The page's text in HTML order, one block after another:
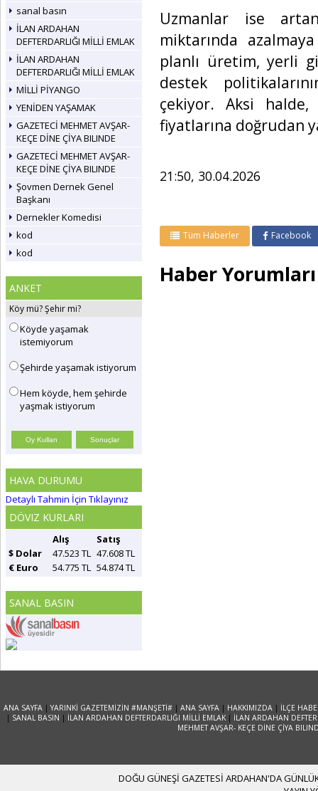
sanal basın
İLAN ARDAHAN
DEFTERDARLIĞI MİLLİ EMLAK
İLAN ARDAHAN
DEFTERDARLIĞI MİLLİ EMLAK
MİLLİ PİYANGO
YENİDEN YAŞAMAK
GAZETECİ MEHMET AVŞAR-
KEÇE DİNE ÇİYA BILINDE
GAZETECİ MEHMET AVŞAR-
KEÇE DİNE ÇİYA BILINDE
Şovmen Dernek Genel
Başkanı
Dernekler Komedisi
kod
kod
ANKET
Köy mü? Şehir mi?
Köyde yaşamak
istemiyorum
Şehirde yaşamak istiyorum
Hem köyde, hem şehirde
yaşmak istiyorum
HAVA DURUMU
Detaylı Tahmin İçin Tıklayınız
DÖVIZ KURLARI
Alış
Satış
$ Dolar
47.523 TL 47.608 TL
€ Euro
54.775 TL 54.874 TL
SANAL BASIN
Uzmanlar ise
miktarında
planlı üretim, yerli
destek
çekiyor. Aksi halde,
fiyatlarına doğrudan
21:50, 30.04.2026
Tüm Haberler Facebook
Haber Yorumları
ANA SAYFA |YARINKİ GAZETEMİZİN #MANŞETİ# |ANA SAYFA | HAKKIMIZDA | İLÇE
| SANAL BASIN | İLAN ARDAHAN DEFTERDARLIĞI MİLLİ EMLAK | İLAN ARDAHAN
MEHMET AVŞAR- KEÇE DİNE ÇİYA
DOĞU GÜNEŞİ GAZETESİ ARDAHAN'DA